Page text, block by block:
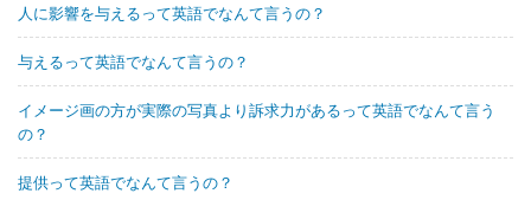
人に影響を与えるって英語でなんて言うの？
与えるって英語でなんて言うの？
イメージ画の方が実際の写真より訴求力があるって英語でなんて言う
の？
提供って英語でなんて言うの？